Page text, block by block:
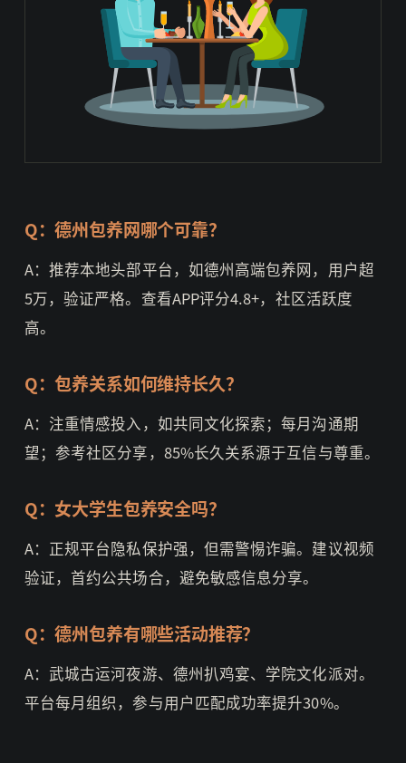
Q：德州包养网哪个可靠？
A：推荐本地头部平台，如德州高端包养网，用户超
5万，验证严格。查看APP评分4.8+，社区活跃度
高。
Q：包养关系如何维持长久？
A：注重情感投入，如共同文化探索；每月沟通期
望；参考社区分享，85%长久关系源于互信与尊重。
Q：女大学生包养安全吗？
A：正规平台隐私保护强，但需警惕诈骗。建议视频
验证，首约公共场合，避免敏感信息分享。
Q：德州包养有哪些活动推荐？
A：武城古运河夜游、德州扒鸡宴、学院文化派对。
平台每月组织，参与用户匹配成功率提升30%。